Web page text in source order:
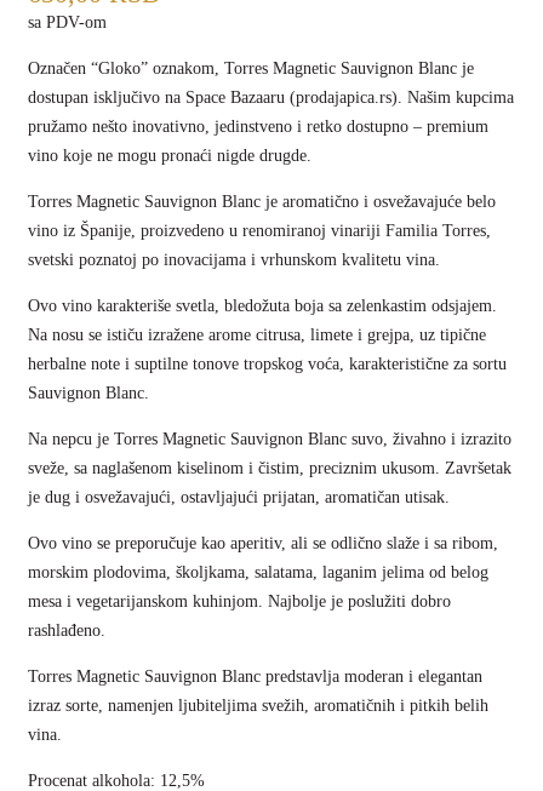
sa PDV-om
Označen “Gloko” oznakom, Torres Magnetic Sauvignon Blanc je
dostupan isključivo na Space Bazaaru (prodajapica.rs). Našim kupcima
pružamo nešto inovativno, jedinstveno i retko dostupno – premium
vino koje ne mogu pronaći nigde drugde.
Torres Magnetic Sauvignon Blanc je aromatično i osvežavajuće belo
vino iz Španije, proizvedeno u renomiranoj vinariji Familia Torres,
svetski poznatoj po inovacijama i vrhunskom kvalitetu vina.
Ovo vino karakteriše svetla, bledožuta boja sa zelenkastim odsjajem.
Na nosu se ističu izražene arome citrusa, limete i grejpa, uz tipične
herbalne note i suptilne tonove tropskog voća, karakteristične za sortu
Sauvignon Blanc.
Na nepcu je Torres Magnetic Sauvignon Blanc suvo, živahno i izrazito
sveže, sa naglašenom kiselinom i čistim, preciznim ukusom. Završetak
je dug i osvežavajući, ostavljajući prijatan, aromatičan utisak.
Ovo vino se preporučuje kao aperitiv, ali se odlično slaže i sa ribom,
morskim plodovima, školjkama, salatama, laganim jelima od belog
mesa i vegetarijanskom kuhinjom. Najbolje je poslužiti dobro
rashlađeno.
Torres Magnetic Sauvignon Blanc predstavlja moderan i elegantan
izraz sorte, namenjen ljubiteljima svežih, aromatičnih i pitkih belih
vina.
Procenat alkohola: 12,5%